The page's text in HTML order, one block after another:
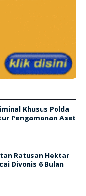
Khusus Polda
Pengamanan Aset
Ratusan Hektar
Divonis 6 Bulan